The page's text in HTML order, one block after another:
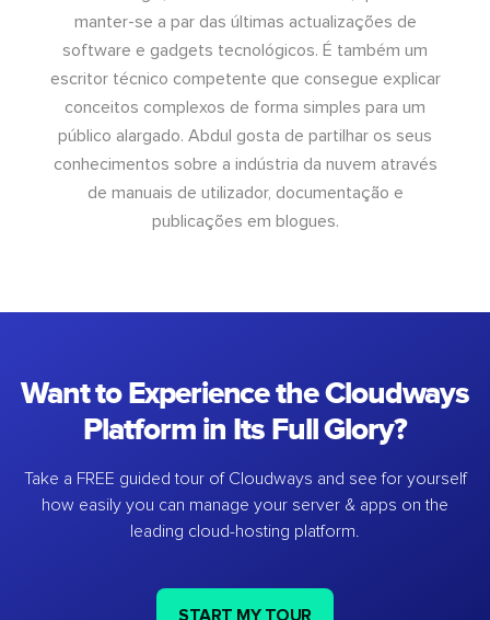
manter-se a par das últimas actualizações de
software e gadgets tecnológicos. É também um
escritor técnico competente que consegue explicar
conceitos complexos de forma simples para um
público alargado. Abdul gosta de partilhar os seus
conhecimentos sobre a indústria da nuvem através
de manuais de utilizador, documentação e
publicações em blogues.
Want to Experience the Cloudways
Platform in Its Full Glory?
Take a FREE guided tour of Cloudways and see for yourself
how easily you can manage your server & apps on the
leading cloud-hosting platform.
START MY TOUR